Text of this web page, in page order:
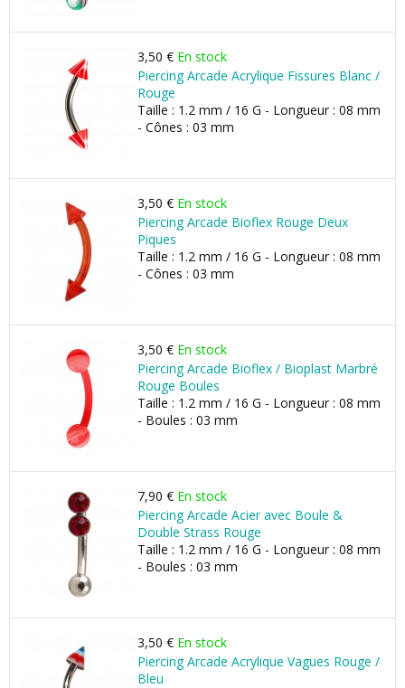
3,50 € En stock
Piercing Arcade Acrylique Fissures Blanc /
Rouge
Taille : 1.2 mm / 16 G - Longueur : 08 mm
- Cônes : 03 mm
3,50 € En stock
Piercing Arcade Bioflex Rouge Deux
Piques
Taille : 1.2 mm / 16 G - Longueur : 08 mm
- Cônes : 03 mm
3,50 € En stock
Piercing Arcade Bioflex / Bioplast Marbré
Rouge Boules
Taille : 1.2 mm / 16 G - Longueur : 08 mm
- Boules : 03 mm
7,90 € En stock
Piercing Arcade Acier avec Boule &
Double Strass Rouge
Taille : 1.2 mm / 16 G - Longueur : 08 mm
- Boules : 03 mm
3,50 € En stock
Piercing Arcade Acrylique Vagues Rouge /
Bleu